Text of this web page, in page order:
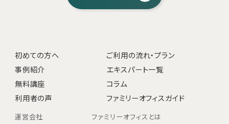
初めての方へ
ご利用の流れ・プラン
事例紹介
エキスパート一覧
無料講座
コラム
利用者の声
ファミリーオフィスガイド
運営会社 ファミリーオフィスとは